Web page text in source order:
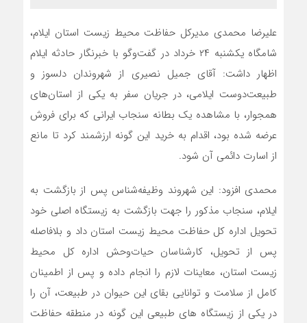
علیرضا محمدی مدیرکل حفاظت محیط زیست استان ایلام،
شامگاه یکشنبه ۲۴ خرداد در گفت‌وگو با خبرنگار حادثه ایلام
اظهار داشت: آقای جمیل نصیری از شهروندان دلسوز و
طبیعت‌دوست ایلامی، در جریان سفر به یکی از استان‌های
همجوار، با مشاهده یک بطانه سنجاب ایرانی که برای فروش
عرضه شده بود، اقدام به خرید این گونه ارزشمند کرد تا مانع
از اسارت دائمی آن شود.
محمدی افزود: این شهروند وظیفه‌شناس پس از بازگشت به
ایلام، سنجاب مذکور را جهت بازگشت به زیستگاه اصلی خود
تحویل اداره‌ کل حفاظت محیط زیست استان داد و بلافاصله
پس از تحویل، کارشناسان حیات‌وحش اداره کل محیط
زیست استان، معاینات لازم را انجام داده و پس از اطمینان
کامل از سلامت و توانایی بقای این حیوان در طبیعت، آن را
در یکی از زیستگاه های طبیعی این گونه در منطقه حفاظت